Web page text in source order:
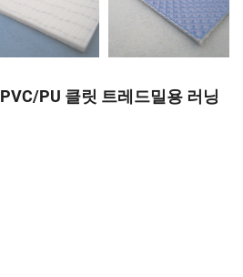
PU 클릿 트레드밀용 러닝